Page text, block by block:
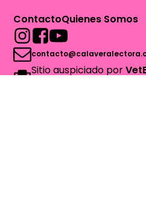
ContactoQuienes Somos
Sitio auspiciado por